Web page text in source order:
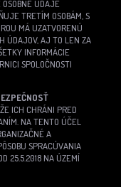
ÚDAJE
TRETÍM OSOBÁM, S
MÁ UZATVORENÚ
ÚDAJOV, AJ TO LEN ZA
INFORMÁCIE
SPOLOČNOSTI
ICH CHRÁNI PRED
NA TENTO ÚČEL
A
SPRACÚVANIA
25.5.2018 NA ÚZEMÍ